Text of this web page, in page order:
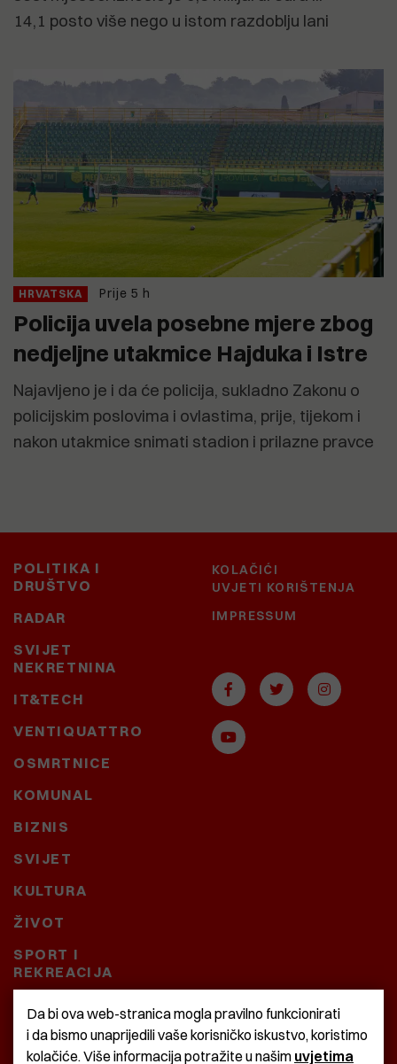
14,1 posto više nego u istom razdoblju lani
HRVATSKA Prije 5 h
Policija uvela posebne mjere zbog
nedjeljne utakmice Hajduka i Istre
Najavljeno je i da će policija, sukladno Zakonu o
policijskim poslovima i ovlastima, prije, tijekom i
nakon utakmice snimati stadion i prilazne pravce
POLITIKA I
DRUŠTVO
RADAR
SVIJET
NEKRETNINA
IT&TECH
VENTIQUATTRO
OSMRTNICE
KOMUNAL
BIZNIS
SVIJET
KULTURA
ŽIVOT
SPORT I
REKREACIJA
CRNA KRONIKA
BAŠTARDINI I PRAVI
KOLAČIĆI
UVJETI KORIŠTENJA
IMPRESSUM
Da bi ova web-stranica mogla pravilno funkcionirati
i da bismo unaprijedili vaše korisničko iskustvo, koristimo
kolačiće. Više informacija potražite u našim uvjetima